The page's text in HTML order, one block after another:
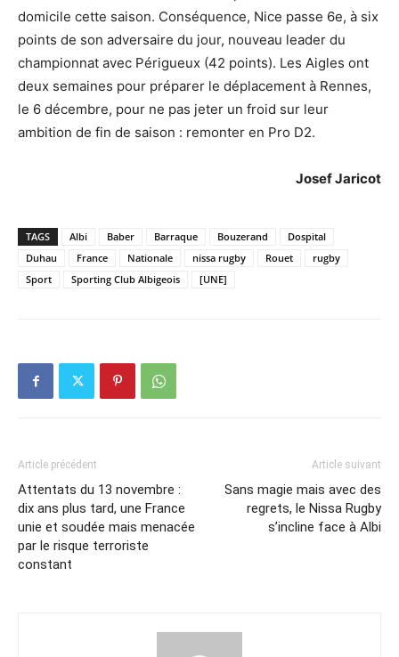
domicile cette saison. Conséquence, Nice passe 6e, à six
points de son adversaire du jour, nouveau leader du
championnat avec Périgueux (42 points). Les Aigles ont
deux semaines pour préparer le déplacement à Rennes,
le 6 décembre, pour ne pas jeter un froid sur leur
ambition de fin de saison : remonter en Pro D2.
Josef Jaricot
TAGS Albi Baber Barraque Bouzerand
Dospital
Duhau
France Nationale nissa rugby Rouet
rugby
Sport
Sporting Club Albigeois [UNE]
Article précédent
Attentats du 13 novembre :
dix ans plus tard, une France
unie et soudée mais menacée
par le risque terroriste
constant
Article suivant
Sans magie mais avec des
regrets, le Nissa Rugby
s’incline face à Albi